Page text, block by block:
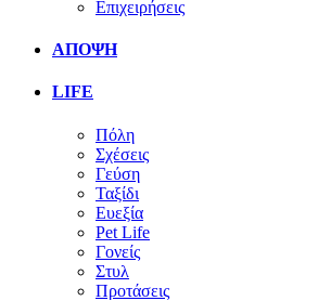
Επιχειρήσεις
ΑΠΟΨΗ
LIFE
Πόλη
Σχέσεις
Γεύση
Ταξίδι
Ευεξία
Pet Life
Γονείς
Στυλ
Προτάσεις